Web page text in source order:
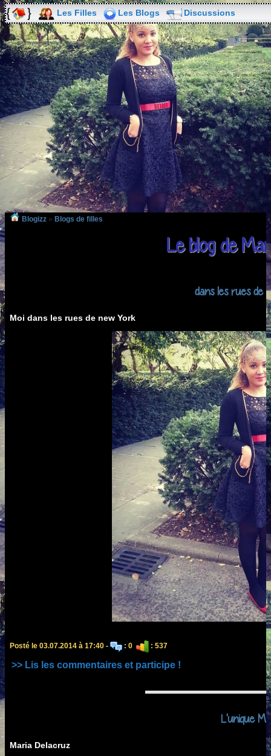
Les Filles Les Blogs Discussions
Blogizz » Blogs de filles
Le blog de
dans les rues de
Moi dans les rues de new York
Posté le 03.07.2014 à 17:40 - : 0 : 537
>> Lis les commentaires et participe !
L'unique
Maria Delacruz